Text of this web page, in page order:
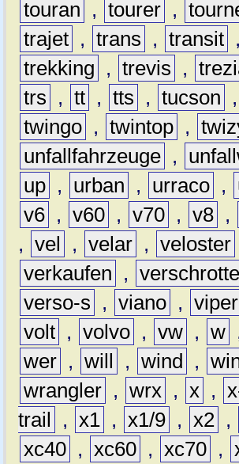
touran , tourer ,
trajet , trans , transit ,
trekking
, trevis ,
trs
, tt , tts , tucson ,
twingo , twintop ,
unfallfahrzeuge ,
up , urban , urraco ,
v6 , v60 , v70 , v8 ,
, vel , velar , veloster
verkaufen
,
verso-s
, viano , viper
volt , volvo , vw , w
wer , will , wind ,
wrangler , wrx , x ,
trail
, x1 , x1/9 , x2 ,
xc40 , xc60 , xc70 ,